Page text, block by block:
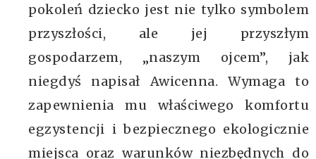
pokoleń dziecko jest nie tylko symbolem
przyszłości, ale jej przyszłym
gospodarzem, „naszym ojcem”, jak
niegdyś napisał Awicenna. Wymaga to
zapewnienia mu właściwego komfortu
egzystencji i bezpiecznego ekologicznie
miejsca oraz warunków niezbędnych do